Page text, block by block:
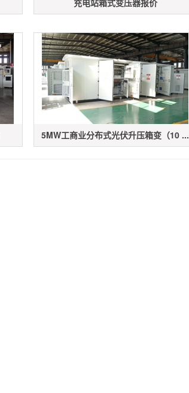
5MW工商业分布式光伏升压箱变（10 ...